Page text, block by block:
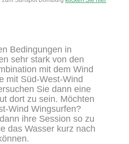
Bedingungen in
sehr stark von den
mit dem Wind
mit Süd-West-Wind
Sie dann eine
dort zu sein. Möchten
Wind Wingsurfen?
ihre Session so zu
das Wasser kurz nach